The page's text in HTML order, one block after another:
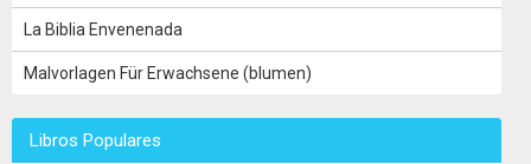
La Biblia Envenenada
Malvorlagen Für Erwachsene (blumen)
Libros Populares